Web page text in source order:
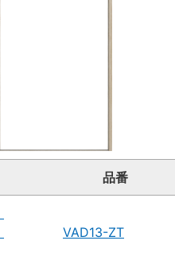
品番
VAD13-ZT